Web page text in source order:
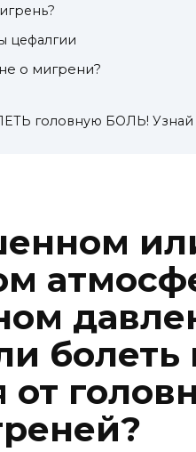
цефалгии
о мигрени?
головную БОЛЬ! Узнай
болеть
от